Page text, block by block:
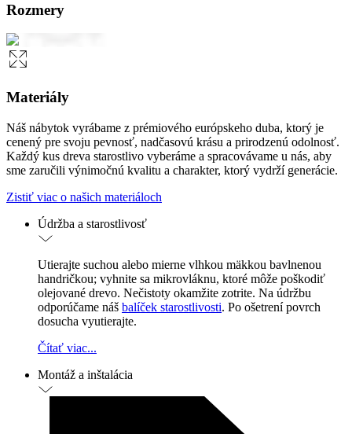
Rozmery
Materiály
Náš nábytok vyrábame z prémiového európskeho duba, ktorý je
cenený pre svoju pevnosť, nadčasovú krásu a prirodzenú odolnosť.
Každý kus dreva starostlivo vyberáme a spracovávame u nás, aby
sme zaručili výnimočnú kvalitu a charakter, ktorý vydrží generácie.
Zistiť viac o našich materiáloch
Údržba a starostlivosť
Utierajte suchou alebo mierne vlhkou mäkkou bavlnenou
handričkou; vyhnite sa mikrovláknu, ktoré môže poškodiť
olejované drevo. Nečistoty okamžite zotrite. Na údržbu
odporúčame náš balíček starostlivosti. Po ošetrení povrch
dosucha vyutierajte.
Čítať viac...
Montáž a inštalácia